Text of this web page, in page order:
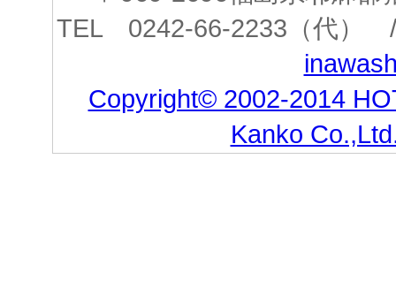
TEL 0242-66-2233（代
Copyright© 2002-2014
Kanko